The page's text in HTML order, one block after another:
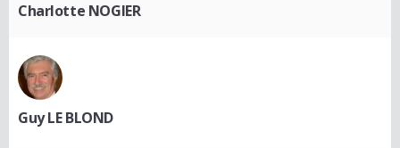
Charlotte NOGIER
Guy LE BLOND